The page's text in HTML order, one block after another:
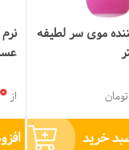
موی سر لطیفه
تومان
خرید
عسل
از